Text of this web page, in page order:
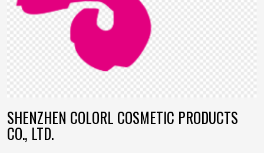
SHENZHEN COLORL COSMETIC PRODUCTS
CO., LTD.